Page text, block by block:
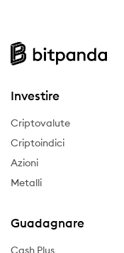
Investire
Criptovalute
Criptoindici
Azioni
Metalli
Guadagnare
Cash Plus